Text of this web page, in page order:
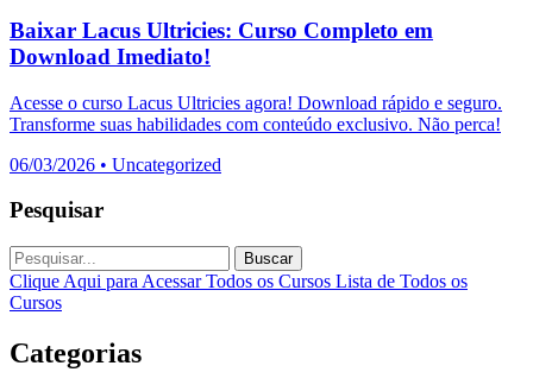
Baixar Lacus Ultricies: Curso Completo em
Download Imediato!
Acesse o curso Lacus Ultricies agora! Download rápido e seguro.
Transforme suas habilidades com conteúdo exclusivo. Não perca!
06/03/2026 • Uncategorized
Pesquisar
Buscar
Clique Aqui para Acessar Todos os Cursos Lista de Todos os
Cursos
Categorias